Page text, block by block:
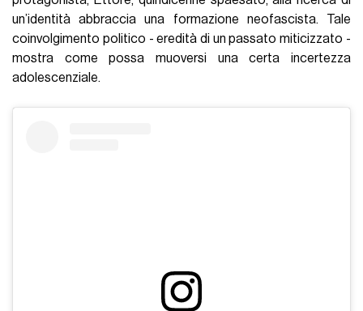
un’identità abbraccia una formazione neofascista. Tale
coinvolgimento politico - eredità di un passato miticizzato -
mostra come possa muoversi una certa incertezza
adolescenziale.